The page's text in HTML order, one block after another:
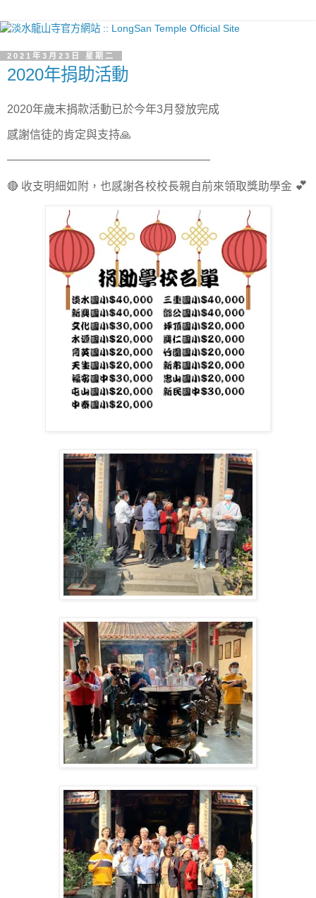
2021年3月23日 星期二
2020年捐助活動
2020年歲末捐款活動已於今年3月發放完成
感謝信徒的肯定與支持🙏
——————————————————
🔴 收支明細如附，也感謝各校校長親自前來領取獎助學金 💕